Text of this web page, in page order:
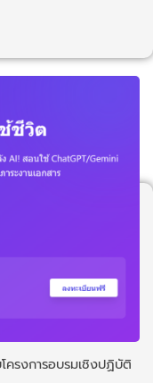
ครงการอบรมเชิงปฏิบัติ